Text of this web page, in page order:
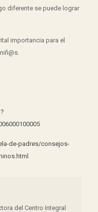
diferente se puede lograr
importancia para el
de-padres/consejos-
del Centro Integral